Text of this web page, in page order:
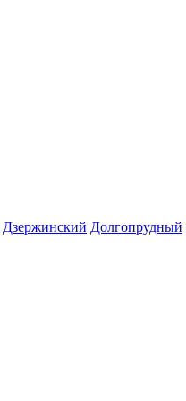
Дзержинский Долгопрудный